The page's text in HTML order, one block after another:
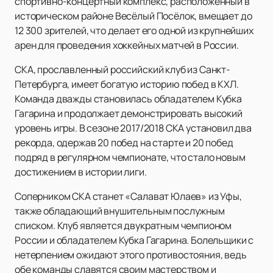
историческом районе Весёлый Посёлок, вмещает до
12 300 зрителей, что делает его одной из крупнейших
арен для проведения хоккейных матчей в России.
СКА, прославленный российский клуб из Санкт-
Петербурга, имеет богатую историю побед в КХЛ.
Команда дважды становилась обладателем Кубка
Гагарина и продолжает демонстрировать высокий
уровень игры. В сезоне 2017/2018 СКА установил два
рекорда, одержав 20 побед на старте и 20 побед
подряд в регулярном чемпионате, что стало новым
достижением в истории лиги.
Соперником СКА станет «Салават Юлаев» из Уфы,
также обладающий внушительным послужным
списком. Клуб является двукратным чемпионом
России и обладателем Кубка Гагарина. Болельщики с
нетерпением ожидают этого противостояния, ведь
обе команды славятся своим мастерством и